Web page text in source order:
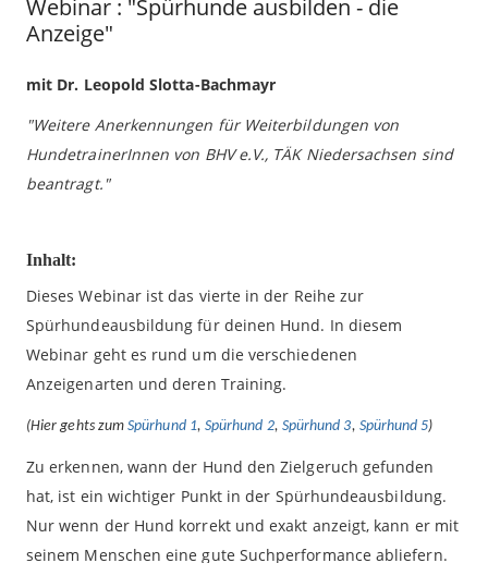
Webinar : "Spürhunde ausbilden - die
Anzeige"
mit Dr. Leopold Slotta-Bachmayr
"Weitere Anerkennungen für Weiterbildungen von
HundetrainerInnen von BHV e.V., TÄK Niedersachsen sind
beantragt."
Inhalt:
Dieses Webinar ist das vierte in der Reihe zur
Spürhundeausbildung für deinen Hund. In diesem
Webinar geht es rund um die verschiedenen
Anzeigenarten und deren Training.
(Hier gehts zumSpürhund 1, Spürhund 2, Spürhund 3, Spürhund 5)
Zu erkennen, wann der Hund den Zielgeruch gefunden
hat, ist ein wichtiger Punkt in der Spürhundeausbildung.
Nur wenn der Hund korrekt und exakt anzeigt, kann er mit
seinem Menschen eine gute Suchperformance abliefern.